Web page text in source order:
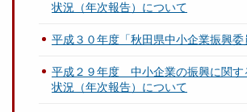
状況（年次報告）について
平成３０年度「秋田県中小企業振興
平成２９年度 中小企業の振興に関す
状況（年次報告）について